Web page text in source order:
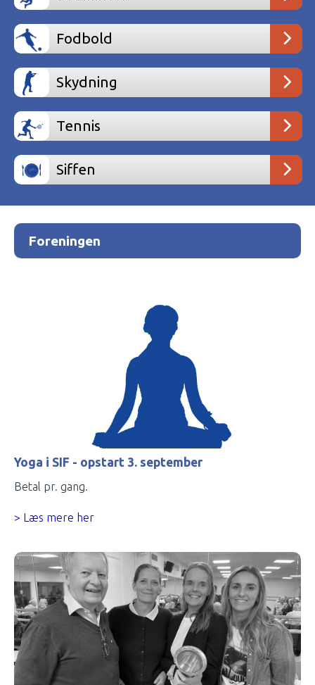
Fodbold
Skydning
Tennis
Siffen
Foreningen
Yoga i SIF - opstart 3. september
Betal pr. gang.
> Læs mere her